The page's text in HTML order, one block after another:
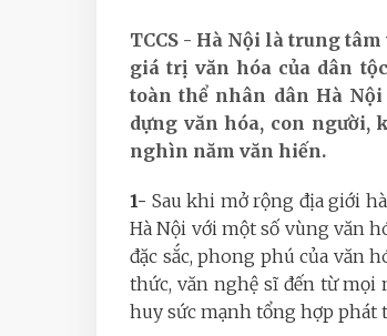
TCCS - Hà Nội là trung
giá trị văn hóa của dân
toàn thể nhân dân Hà
dựng văn hóa, con
nghìn năm văn hiến.
1- Sau khi mở rộng địa giới
Hà Nội với một số vùng văn
đặc sắc, phong phú của văn
thức, văn nghệ sĩ đến từ mọi
huy sức mạnh tổng hợp phát